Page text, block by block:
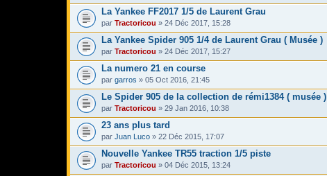
La Yankee FF2017 1/5 de Laurent Grau
par Tractoricou » 24 Déc 2017, 15:28
La Yankee Spider 905 1/4 de Laurent Grau ( Musée )
par Tractoricou » 24 Déc 2017, 15:27
La numero 21 en course
par garros » 05 Oct 2016, 21:45
Le Spider 905 de la collection de rémi1384 ( musée )
par Tractoricou » 29 Jan 2016, 10:38
23 ans plus tard
par Juan Luco » 22 Déc 2015, 17:07
Nouvelle Yankee TR55 traction 1/5 piste
par Tractoricou » 04 Déc 2015, 13:24